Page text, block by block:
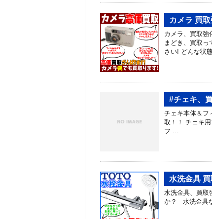
カメラ 買取
カメラ、買取強
まどき、買取っ
さい! どんな状
#チェキ、
チェキ本体＆
取！！ チェキ
フ …
水洗金具 買
水洗金具、買取
か？ 水洗金具